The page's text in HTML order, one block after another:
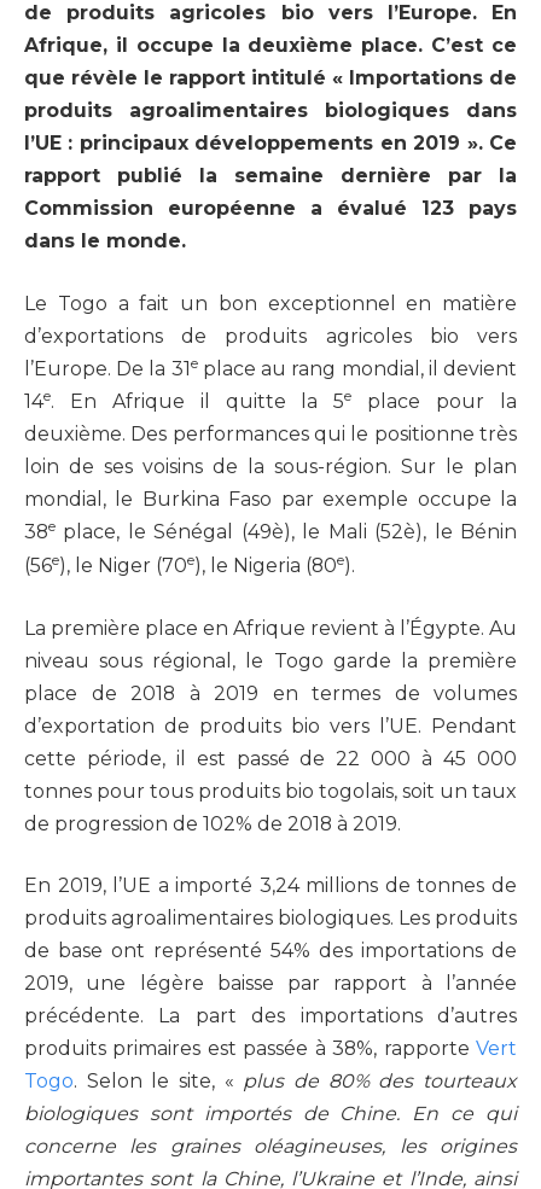
de produits agricoles bio vers l’Europe. En
Afrique, il occupe la deuxième place. C’est ce
que révèle le rapport intitulé « Importations de
produits agroalimentaires biologiques dans
l’UE : principaux développements en 2019 ». Ce
rapport publié la semaine dernière par la
Commission européenne a évalué 123 pays
dans le monde.
Le Togo a fait un bon exceptionnel en matière
d’exportations de produits agricoles bio vers
l’Europe. De la 31eplace au rang mondial, il devient
14e. En Afrique il quitte la 5e
place pour la
deuxième. Des performances qui le positionne très
loin de ses voisins de la sous-région. Sur le plan
mondial, le Burkina Faso par exemple occupe la
38e place, le Sénégal (49è), le Mali (52è), le Bénin
(56e), le Niger (70e), le Nigeria (80e).
La première place en Afrique revient à l’Égypte. Au
niveau sous régional, le Togo garde la première
place de 2018 à 2019 en termes de volumes
d’exportation de produits bio vers l’UE. Pendant
cette période, il est passé de 22 000 à 45 000
tonnes pour tous produits bio togolais, soit un taux
de progression de 102% de 2018 à 2019.
En 2019, l’UE a importé 3,24 millions de tonnes de
produits agroalimentaires biologiques. Les produits
de base ont représenté 54% des importations de
2019, une légère baisse par rapport à l’année
précédente. La part des importations d’autres
produits primaires est passée à 38%, rapporte Vert
Togo. Selon le site, « plus de 80% des tourteaux
biologiques sont importés de Chine. En ce qui
concerne les graines oléagineuses, les origines
importantes sont la Chine, l’Ukraine et l’Inde, ainsi